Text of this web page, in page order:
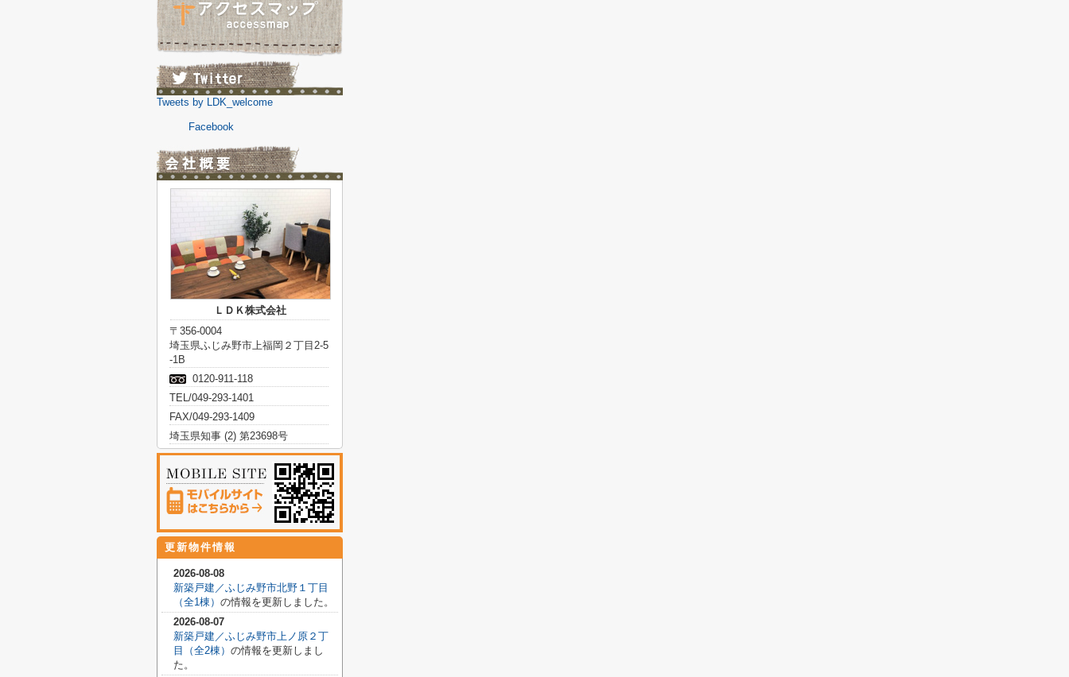
Tweets by LDK_welcome
Facebook
ＬＤＫ株式会社
〒356-0004
埼玉県ふじみ野市上福岡２丁目2-5
-1B
0120-911-118
TEL/049-293-1401
FAX/049-293-1409
埼玉県知事 (2) 第23698号
更新物件情報
2026-08-08
新築戸建／ふじみ野市北野１丁目
（全1棟） の情報を更新しました。
2026-08-07
新築戸建／ふじみ野市上ノ原２丁
目（全2棟） の情報を更新しまし
た。